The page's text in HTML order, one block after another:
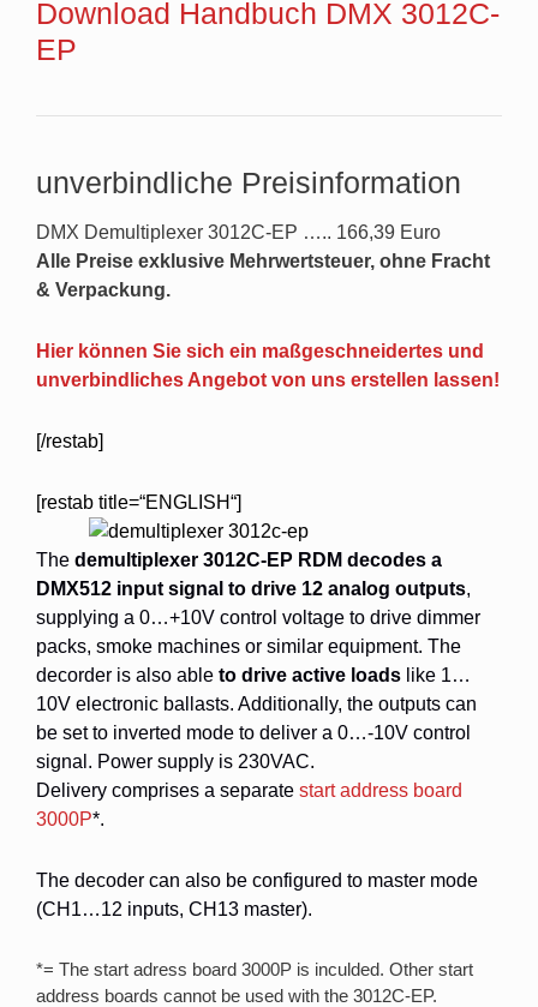
Download Handbuch DMX 3012C-
EP
unverbindliche Preisinformation
DMX Demultiplexer 3012C-EP ….. 166,39 Euro
Alle Preise exklusive Mehrwertsteuer, ohne Fracht
& Verpackung.
Hier können Sie sich ein maßgeschneidertes und
unverbindliches Angebot von uns erstellen lassen!
[/restab]
[restab title=“ENGLISH“]
The demultiplexer 3012C-EP RDM decodes a
DMX512 input signal to drive 12 analog outputs,
supplying a 0…+10V control voltage to drive dimmer
packs, smoke machines or similar equipment. The
decorder is also able to drive active loads like 1…
10V electronic ballasts. Additionally, the outputs can
be set to inverted mode to deliver a 0…-10V control
signal. Power supply is 230VAC.
Delivery comprises a separate start address board
3000P*.
The decoder can also be configured to master mode
(CH1…12 inputs, CH13 master).
*= The start adress board 3000P is inculded. Other start
address boards cannot be used with the 3012C-EP.